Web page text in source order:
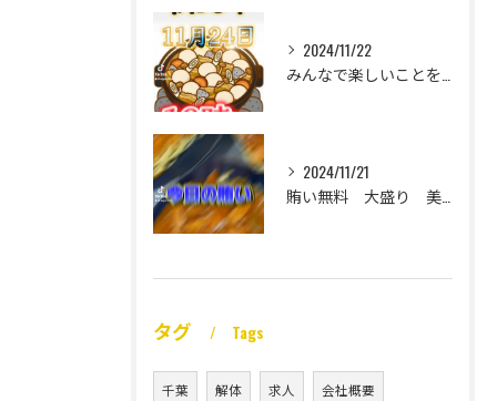
2024/11/22
みんなで楽しいことをいっぱいしたい
2024/11/21
賄い無料 大盛り 美味い
タグ Tags
千葉 解体 求人 会社概要